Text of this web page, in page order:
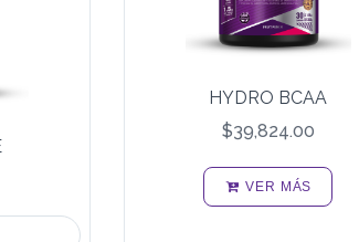
HYDRO BCAA
$39,824.00
VER MÁS